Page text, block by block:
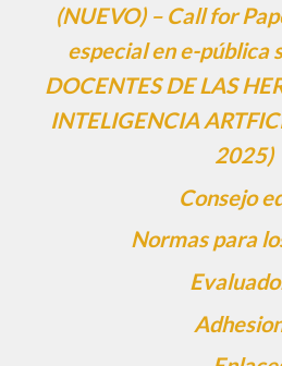
(NUEVO) – Call for
especial en e-pública
DOCENTES DE LAS
INTELIGENCIA
2025)
Consejo
Normas para